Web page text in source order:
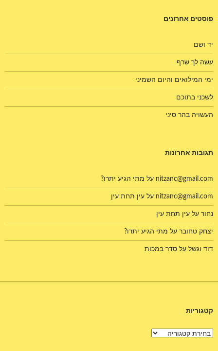
פוסטים אחרונים
יד ושם
עשה לך שרף
ימי המילואים והיום השמיני
לשכני בתוכם
העשויה בהר סיני
תגובות אחרונות
nitzanc@gmail.com על מתי הגיע יתרו?
nitzanc@gmail.com על עין תחת עין
נחור על עין תחת עין
יצחק טחובר על מתי הגיע יתרו?
דוד וגשל על סדר במכות
קטגוריות
קטגוריות